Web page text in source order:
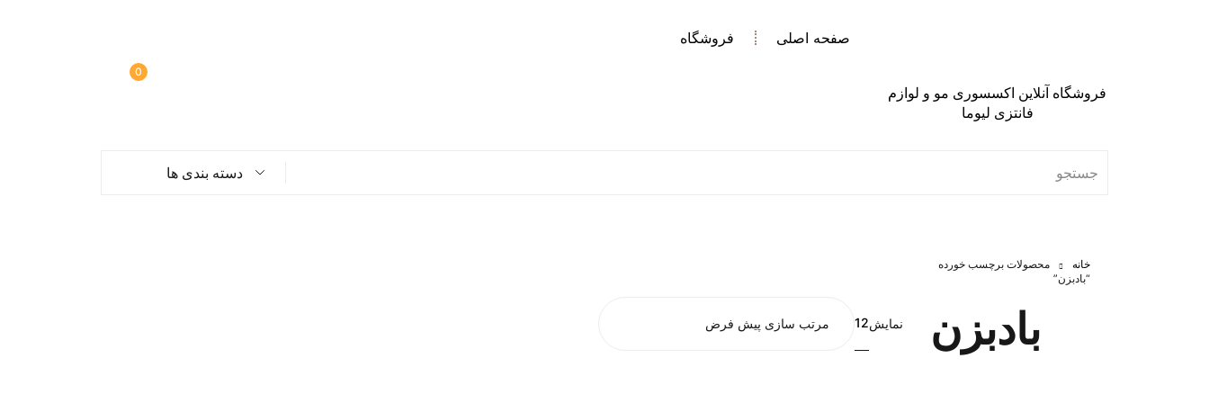
فروشگاه آنلاین اکسسوری مو و لوازم
فانتزی لیوما
صفحه اصلی فروشگاه
0
دسته بندی ها
خانه
محصولات برچسب خورده
“بادبزن”
بادبزن نمایش12